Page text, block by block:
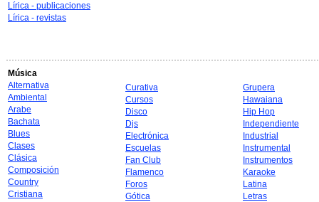
Lírica - publicaciones
Lírica - revistas
Música
Alternativa
Ambiental
Arabe
Bachata
Blues
Clases
Clásica
Composición
Country
Cristiana
Curativa
Cursos
Disco
Djs
Electrónica
Escuelas
Fan Club
Flamenco
Foros
Gótica
Grupera
Hawaiana
Hip Hop
Independiente
Industrial
Instrumental
Instrumentos
Karaoke
Latina
Letras